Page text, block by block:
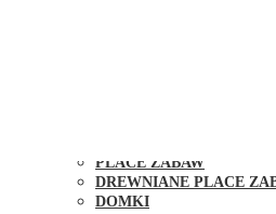
PLACE ZABAW
DREWNIANE PLACE
DOMKI